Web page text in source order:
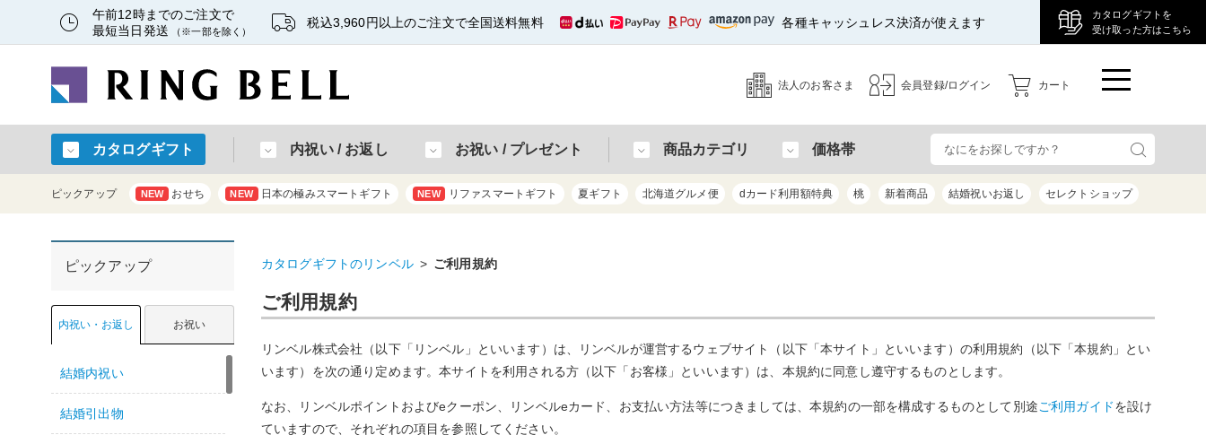
午前12時までのご注文で
最短当日発送
（※一部を除く）
税込3,960円以上のご注文で全国送料無料 各種キャッシュレス決済が使えます
カタログギフトを
受け取った方はこちら
法人のお客さま 会員登録/ログイン カート
カタログギフト 内祝い / お返し お祝い / プレゼント 商品カテゴリ 価格帯
ピックアップ NEW おせち NEW 日本の極みスマートギフト NEW リファスマートギフト 夏ギフト 北海道グルメ便 dカード利用額特典 桃 新着商品 結婚祝いお返し セレクトショップ
ピックアップ
内祝い・お返し お祝い
結婚内祝い
結婚引出物
カタログギフトのリンベル ご利用規約
ご利用規約
リンベル株式会社（以下「リンベル」といいます）は、リンベルが運営するウェブサイト（以下「本サイト」といいます）の利用規約（以下「本規約」とい
います）を次の通り定めます。本サイトを利用される方（以下「お客様」といいます）は、本規約に同意し遵守するものとします。
なお、リンベルポイントおよびeクーポン、リンベルeカード、お支払い方法等につきましては、本規約の一部を構成するものとして別途ご利用ガイドを設け
ていますので、それぞれの項目を参照してください。